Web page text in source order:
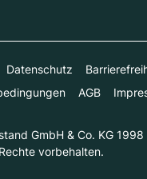
Datenschutz
AGB
GmbH & Co. KG 1998
Rechte vorbehalten.